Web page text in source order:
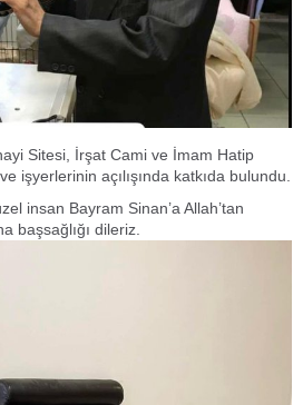
Sitesi, İrşat Cami ve İmam Hatip
işyerlerinin açılışında katkıda bulundu.
insan Bayram Sinan’a Allah’tan
başsağlığı dileriz.